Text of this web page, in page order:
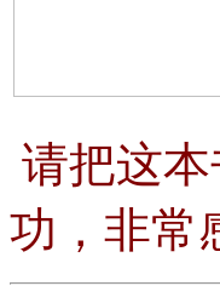
请把这
功，非常